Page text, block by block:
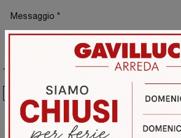
Ho preso visione della